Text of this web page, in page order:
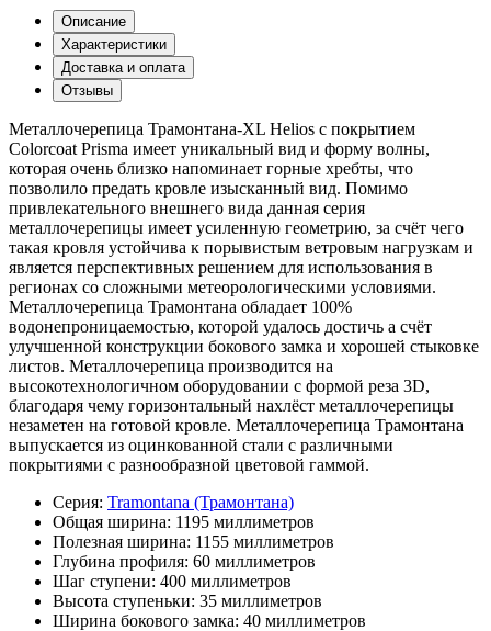
Описание
Характеристики
Доставка и оплата
Отзывы
Металлочерепица Трамонтана-XL Helios с покрытием
Colorcoat Prisma имеет уникальный вид и форму волны,
которая очень близко напоминает горные хребты, что
позволило предать кровле изысканный вид. Помимо
привлекательного внешнего вида данная серия
металлочерепицы имеет усиленную геометрию, за счёт чего
такая кровля устойчива к порывистым ветровым нагрузкам и
является перспективных решением для использования в
регионах со сложными метеорологическими условиями.
Металлочерепица Трамонтана обладает 100%
водонепроницаемостью, которой удалось достичь а счёт
улучшенной конструкции бокового замка и хорошей стыковке
листов. Металлочерепица производится на
высокотехнологичном оборудовании с формой реза 3D,
благодаря чему горизонтальный нахлёст металлочерепицы
незаметен на готовой кровле. Металлочерепица Трамонтана
выпускается из оцинкованной стали с различными
покрытиями с разнообразной цветовой гаммой.
Серия: Tramontana (Трамонтана)
Общая ширина: 1195 миллиметров
Полезная ширина: 1155 миллиметров
Глубина профиля: 60 миллиметров
Шаг ступени: 400 миллиметров
Высота ступеньки: 35 миллиметров
Ширина бокового замка: 40 миллиметров